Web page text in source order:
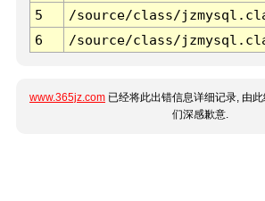
5
/source/class/
6
/source/class/
www.365jz.com 已经将此出错信息详细记录, 由
们深感歉意.